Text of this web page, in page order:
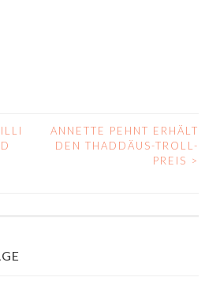
ANNETTE PEHNT ERHÄLT
DEN THADDÄUS-TROLL-
PREIS >